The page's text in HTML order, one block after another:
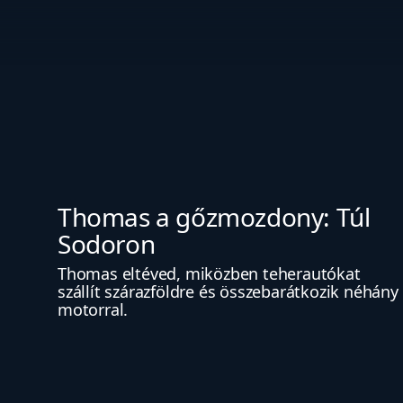
Thomas a gőzmozdony: Túl
Sodoron
Thomas eltéved, miközben teherautókat
szállít szárazföldre és összebarátkozik néhány
motorral.